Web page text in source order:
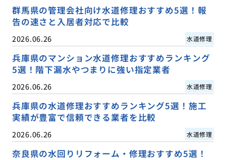
群馬県の管理会社向け水道修理おすすめ5選！報
告の速さと入居者対応で比較
2026.06.26 水道修理
兵庫県のマンション水道修理おすすめランキング
5選！階下漏水やつまりに強い指定業者
2026.06.26 水道修理
兵庫県の水道修理おすすめランキング5選！施工
実績が豊富で信頼できる業者を比較
2026.06.26 水道修理
奈良県の水回りリフォーム・修理おすすめ5選！